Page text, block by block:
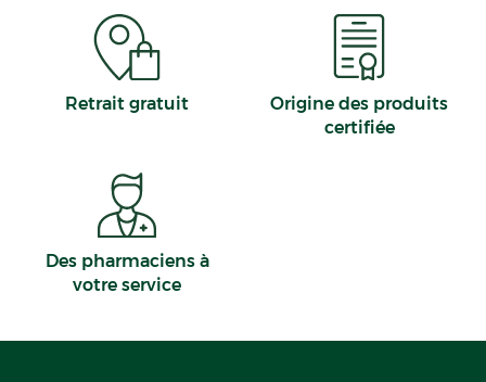
Retrait gratuit
Origine des produits
certifiée
Des pharmaciens à
votre service